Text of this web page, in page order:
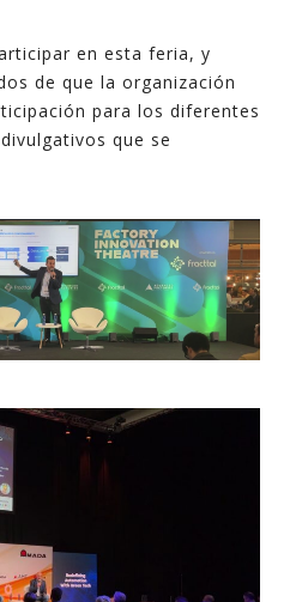
en esta feria, y
de que la organización
para los diferentes
que se